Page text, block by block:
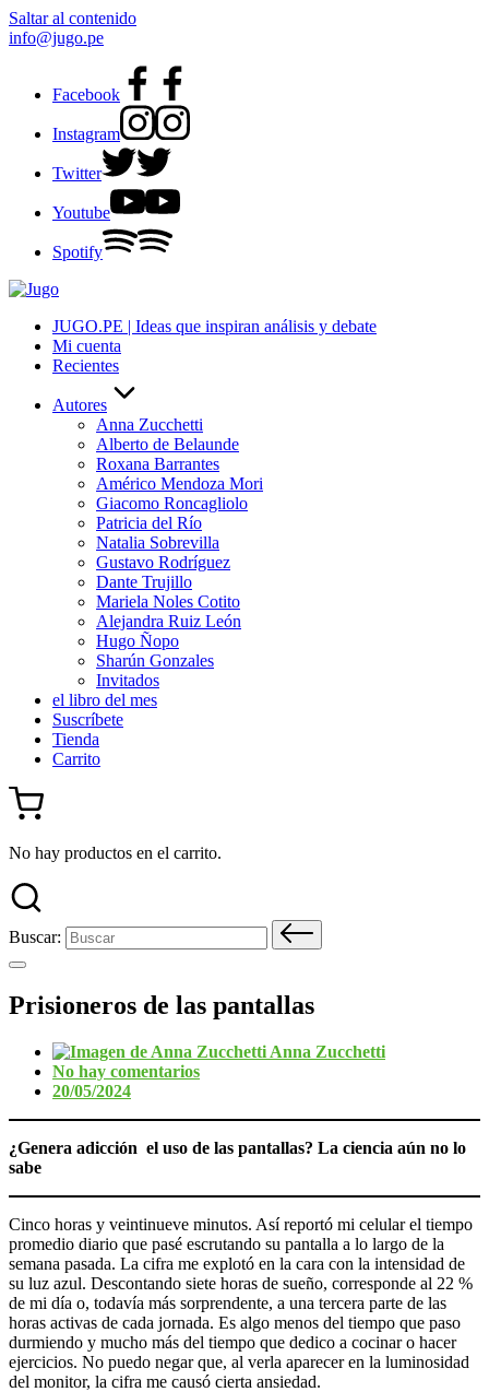
Saltar al contenido
info@jugo.pe
Facebook
Instagram
Twitter
Youtube
Spotify
JUGO.PE | Ideas que inspiran análisis y debate
Mi cuenta
Recientes
Autores
Anna Zucchetti
Alberto de Belaunde
Roxana Barrantes
Américo Mendoza Mori
Giacomo Roncagliolo
Patricia del Río
Natalia Sobrevilla
Gustavo Rodríguez
Dante Trujillo
Mariela Noles Cotito
Alejandra Ruiz León
Hugo Ñopo
Sharún Gonzales
Invitados
el libro del mes
Suscríbete
Tienda
Carrito
No hay productos en el carrito.
Buscar:
Prisioneros de las pantallas
Anna Zucchetti
No hay comentarios
20/05/2024
¿Genera adicción el uso de las pantallas? La ciencia aún no lo
sabe
Cinco horas y veintinueve minutos. Así reportó mi celular el tiempo
promedio diario que pasé escrutando su pantalla a lo largo de la
semana pasada. La cifra me explotó en la cara con la intensidad de
su luz azul. Descontando siete horas de sueño, corresponde al 22 %
de mi día o, todavía más sorprendente, a una tercera parte de las
horas activas de cada jornada. Es algo menos del tiempo que paso
durmiendo y mucho más del tiempo que dedico a cocinar o hacer
ejercicios. No puedo negar que, al verla aparecer en la luminosidad
del monitor, la cifra me causó cierta ansiedad.